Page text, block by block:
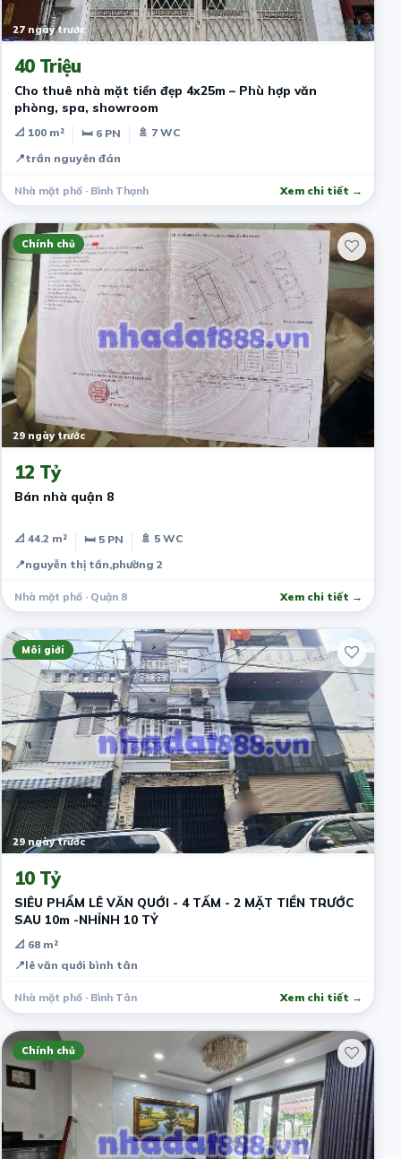
27 ngày trước
40 Triệu
Cho thuê nhà mặt tiền đẹp 4x25m – Phù hợp văn
phòng, spa, showroom
📐 100 m² 🛏 6 PN
🚿 7 WC
📍trần nguyên đán
Nhà mặt phố · Bình Thạnh Xem chi tiết →
Chính chủ
29 ngày trước
12 Tỷ
Bán nhà quận 8
📐 44.2 m² 🛏 5 PN
🚿 5 WC
📍nguyễn thị tần,phường 2
Nhà mặt phố · Quận 8 Xem chi tiết →
Môi giới
29 ngày trước
10 Tỷ
SIÊU PHẨM LÊ VĂN QUỚI - 4 TẤM - 2 MẶT TIỀN TRƯỚC
SAU 10m -NHỈNH 10 TỶ
📐 68 m²
📍lê văn quới bình tân
Nhà mặt phố · Bình Tân Xem chi tiết →
Chính chủ